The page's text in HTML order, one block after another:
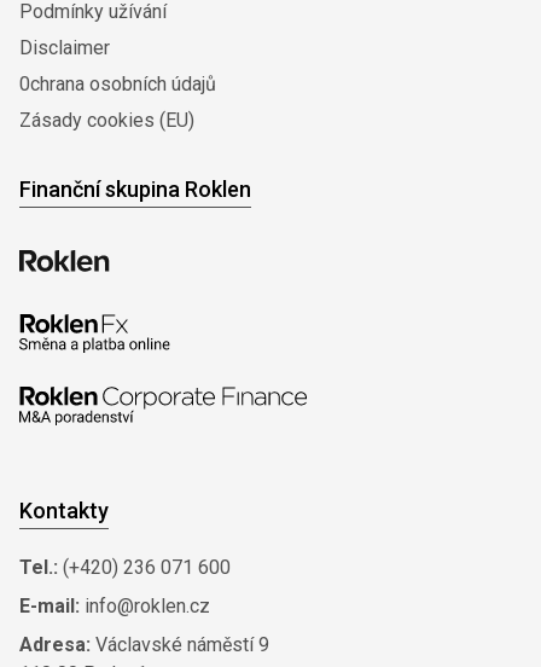
Podmínky užívání
Disclaimer
0chrana osobních údajů
Zásady cookies (EU)
Finanční skupina Roklen
Kontakty
Tel.: (+420) 236 071 600
E-mail: info@roklen.cz
Adresa: Václavské náměstí 9